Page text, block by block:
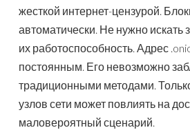
жесткой интернет-цензурой.
автоматически. Не нужно искать
их работоспособность. Адрес
постоянным. Его невозможно
традиционными методами.
узлов сети может повлиять на
маловероятный сценарий.